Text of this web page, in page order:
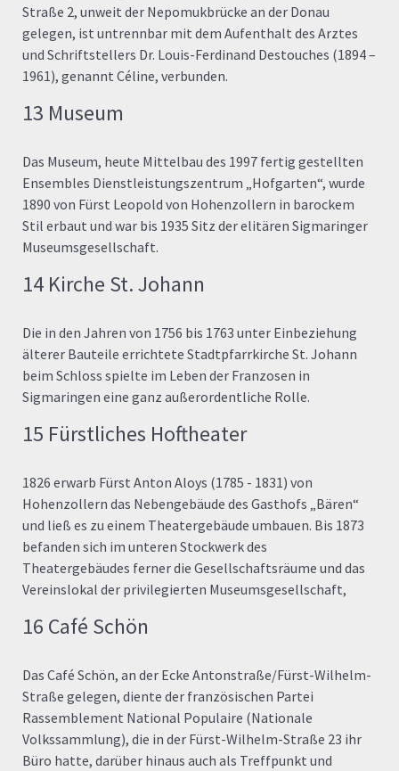
Straße 2, unweit der Nepomukbrücke an der Donau
gelegen, ist untrennbar mit dem Aufenthalt des Arztes
und Schriftstellers Dr. Louis-Ferdinand Destouches (1894 –
1961), genannt Céline, verbunden.
13 Museum
Das Museum, heute Mittelbau des 1997 fertig gestellten
Ensembles Dienstleistungszentrum „Hofgarten“, wurde
1890 von Fürst Leopold von Hohenzollern in barockem
Stil erbaut und war bis 1935 Sitz der elitären Sigmaringer
Museumsgesellschaft.
14 Kirche St. Johann
Die in den Jahren von 1756 bis 1763 unter Einbeziehung
älterer Bauteile errichtete Stadtpfarrkirche St. Johann
beim Schloss spielte im Leben der Franzosen in
Sigmaringen eine ganz außerordentliche Rolle.
15 Fürstliches Hoftheater
1826 erwarb Fürst Anton Aloys (1785 - 1831) von
Hohenzollern das Nebengebäude des Gasthofs „Bären“
und ließ es zu einem Theatergebäude umbauen. Bis 1873
befanden sich im unteren Stockwerk des
Theatergebäudes ferner die Gesellschaftsräume und das
Vereinslokal der privilegierten Museumsgesellschaft,
16 Café Schön
Das Café Schön, an der Ecke Antonstraße/Fürst-Wilhelm-
Straße gelegen, diente der französischen Partei
Rassemblement National Populaire (Nationale
Volkssammlung), die in der Fürst-Wilhelm-Straße 23 ihr
Büro hatte, darüber hinaus auch als Treffpunkt und